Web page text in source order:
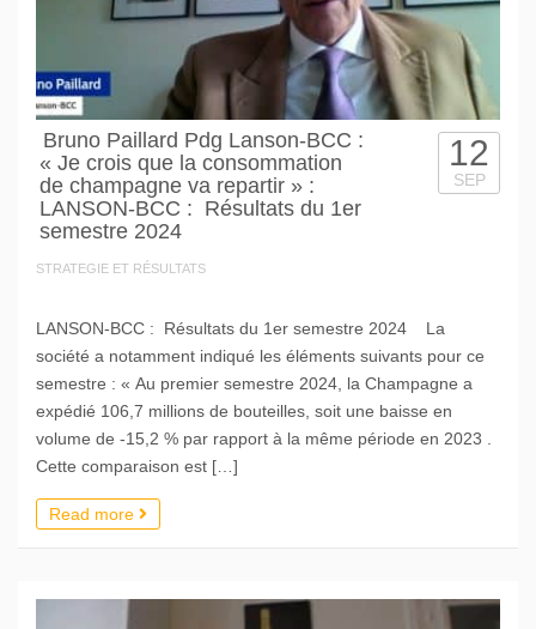
Bruno Paillard Pdg Lanson-BCC :
« Je crois que la consommation
de champagne va repartir » :
LANSON-BCC : Résultats du 1er
semestre 2024
STRATEGIE ET RÉSULTATS
12
SEP
LANSON-BCC : Résultats du 1er semestre 2024 La
société a notamment indiqué les éléments suivants pour ce
semestre : « Au premier semestre 2024, la Champagne a
expédié 106,7 millions de bouteilles, soit une baisse en
volume de -15,2 % par rapport à la même période en 2023 .
Cette comparaison est […]
Read more